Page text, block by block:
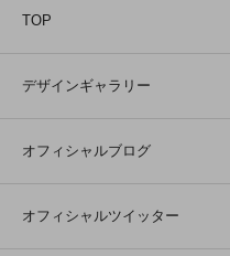
TOP
デザインギャラリー
オフィシャルブログ
オフィシャルツイッター